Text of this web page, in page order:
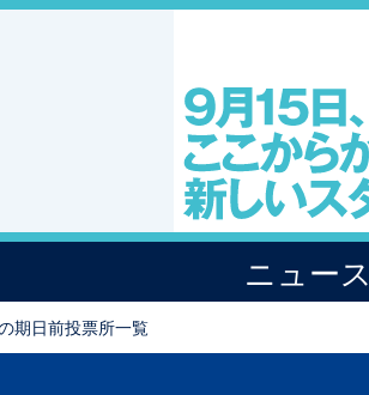
ニュース
期日前投票所一覧